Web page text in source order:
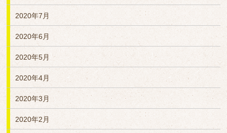
2020年7月
2020年6月
2020年5月
2020年4月
2020年3月
2020年2月